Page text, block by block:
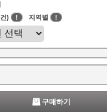
) ! 지역별 !
구매하기